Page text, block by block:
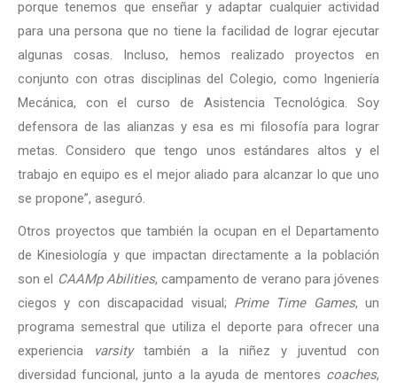
porque tenemos que enseñar y adaptar cualquier actividad
para una persona que no tiene la facilidad de lograr ejecutar
algunas cosas. Incluso, hemos realizado proyectos en
conjunto con otras disciplinas del Colegio, como Ingeniería
Mecánica, con el curso de Asistencia Tecnológica. Soy
defensora de las alianzas y esa es mi filosofía para lograr
metas. Considero que tengo unos estándares altos y el
trabajo en equipo es el mejor aliado para alcanzar lo que uno
se propone”, aseguró.
Otros proyectos que también la ocupan en el Departamento
de Kinesiología y que impactan directamente a la población
son el CAAMp Abilities, campamento de verano para jóvenes
ciegos y con discapacidad visual; Prime Time Games, un
programa semestral que utiliza el deporte para ofrecer una
experiencia
varsitytambién a la niñez y juventud con
diversidad funcional, junto a la ayuda de mentores coaches,